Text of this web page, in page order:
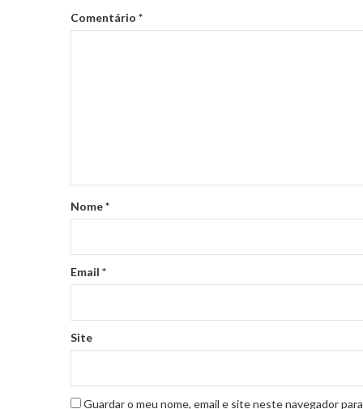
Comentário *
Nome*
Email *
Site
Guardar o meu nome, email e site neste navegador